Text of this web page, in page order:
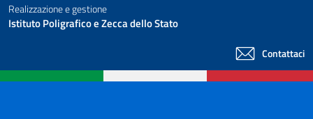
Realizzazione e gestione
Istituto Poligrafico e Zecca dello Stato
Contattaci